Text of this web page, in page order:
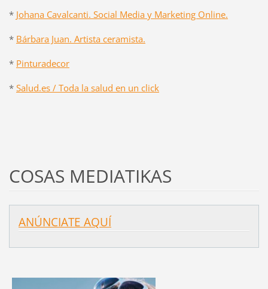
* Johana Cavalcanti. Social Media y Marketing Online.
* Bárbara Juan. Artista ceramista.
* Pinturadecor
* Salud.es / Toda la salud en un click
COSAS MEDIATIKAS
ANÚNCIATE AQUÍ